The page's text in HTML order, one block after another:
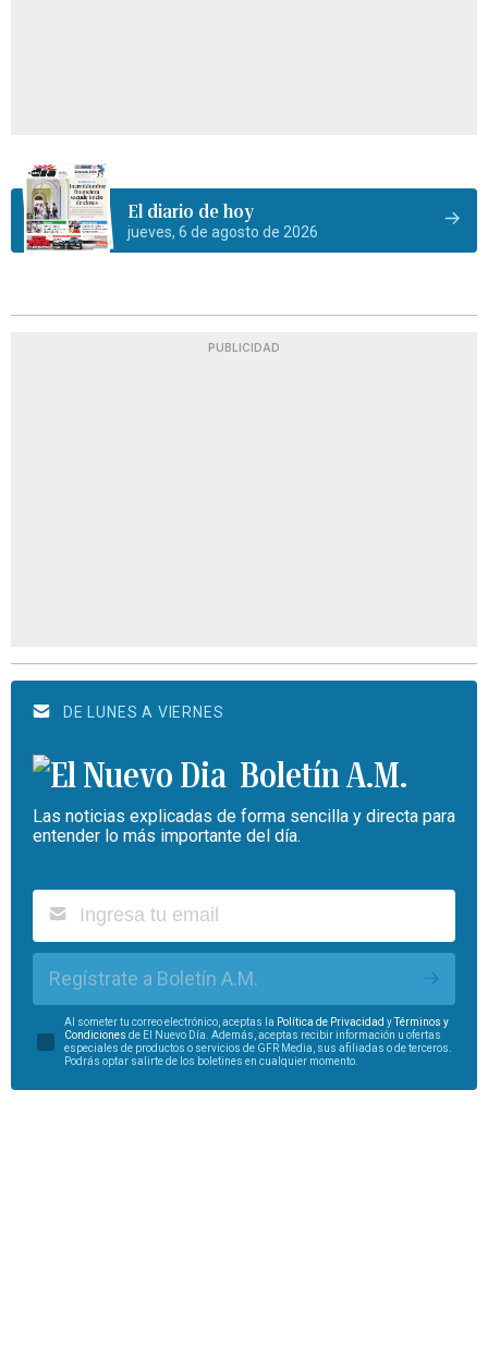
El diario de hoy
jueves, 6 de agosto de 2026
PUBLICIDAD
DE LUNES A VIERNES
Boletín A.M.
Las noticias explicadas de forma sencilla y directa para
entender lo más importante del día.
Regístrate a Boletín A.M.
Al someter tu correo electrónico, aceptas la Política de Privacidad yTérminos y
Condiciones de El Nuevo Día. Además, aceptas recibir información u ofertas
especiales de productos o servicios de GFR Media, sus afiliadas o de terceros.
Podrás optar salirte de los boletines en cualquier momento.